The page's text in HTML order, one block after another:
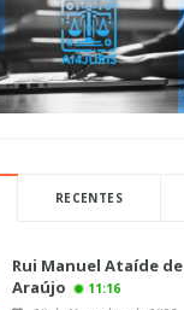
RECENTES
Rui Manuel Ataíde de
Araújo
11:16